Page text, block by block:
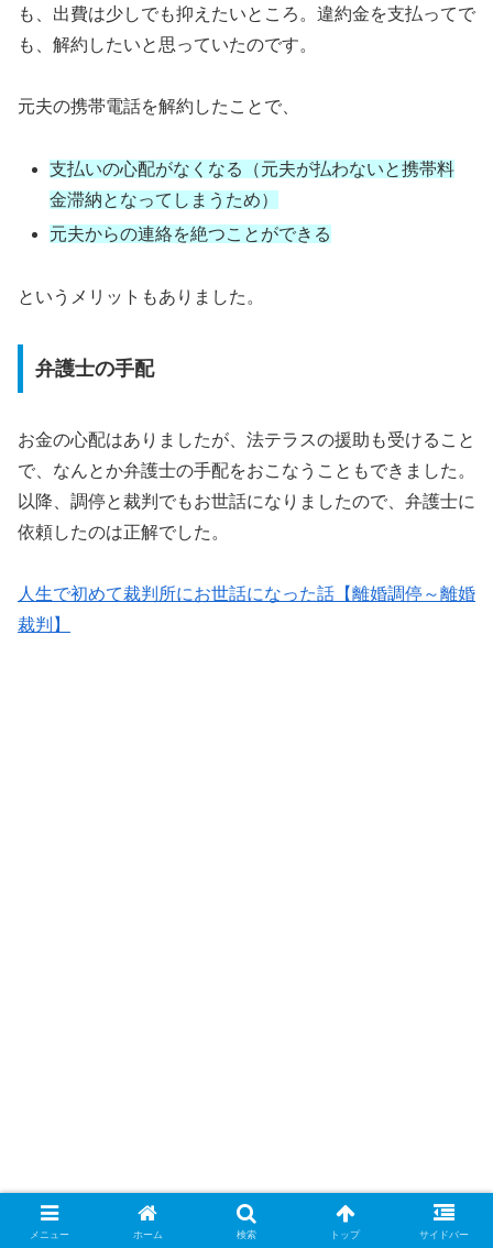
も、出費は少しでも抑えたいところ。違約金を支払ってで
も、解約したいと思っていたのです。
元夫の携帯電話を解約したことで、
支払いの心配がなくなる（元夫が払わないと携帯料
金滞納となってしまうため）
元夫からの連絡を絶つことができる
というメリットもありました。
弁護士の手配
お金の心配はありましたが、法テラスの援助も受けること
で、なんとか弁護士の手配をおこなうこともできました。
以降、調停と裁判でもお世話になりましたので、弁護士に
依頼したのは正解でした。
人生で初めて裁判所にお世話になった話【離婚調停～離婚
裁判】
さいごに
メニュー ホーム 検索 トップ サイドバー